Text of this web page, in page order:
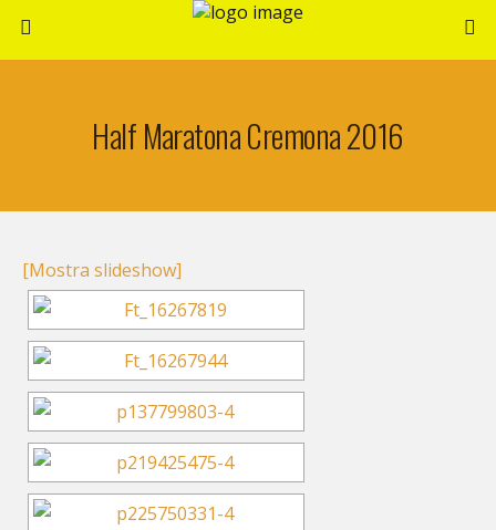
Half Maratona Cremona 2016
[Mostra slideshow]